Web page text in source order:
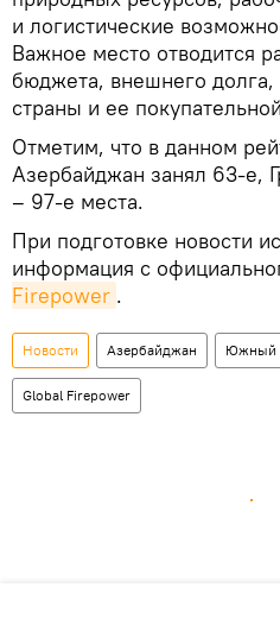
и логистические
Важное место отводится
бюджета, внешнего
страны и ее
Отметим, что в данном
Азербайджан занял 63-е,
– 97-е места.
При подготовке новости
информация с
Firepower .
Новости Азербайджан Южный
Global Firepower